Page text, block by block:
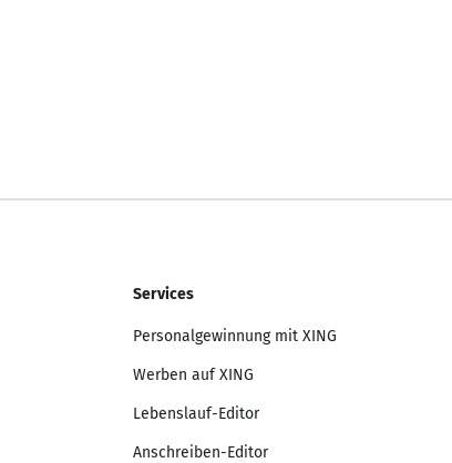
Services
Personalgewinnung mit XING
Werben auf XING
Lebenslauf-Editor
Anschreiben-Editor